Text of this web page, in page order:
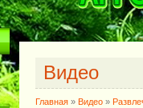
Видео
Главная » Видео »